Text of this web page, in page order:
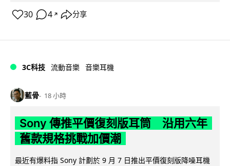
30 4 ↗ 分享
3C科技 流動音樂 音樂耳機
藍骨 18 小時
Sony 傳推平價復刻版耳筒 沿用六年
舊款規格挑戰加價潮
最近有爆料指 Sony 計劃於 9 月 7 日推出平價復刻版降噪耳機